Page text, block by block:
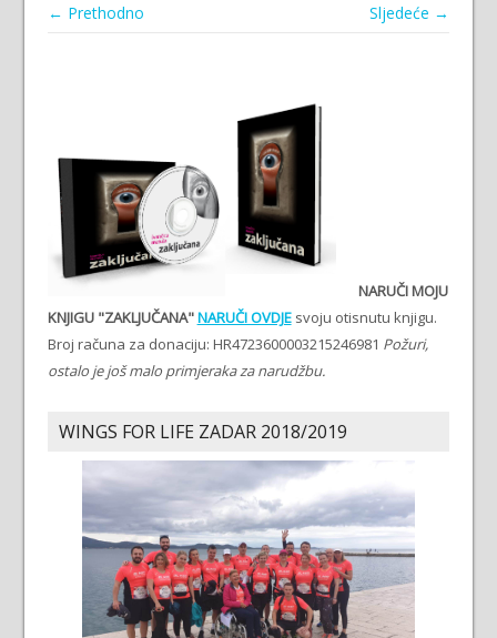
← Prethodno Sljedeće →
NARUČI MOJU
KNJIGU "ZAKLJUČANA"NARUČI OVDJEsvoju otisnutu knjigu.
Broj računa za donaciju: HR4723600003215246981 Požuri,
ostalo je još malo primjeraka za narudžbu.
WINGS FOR LIFE ZADAR 2018/2019